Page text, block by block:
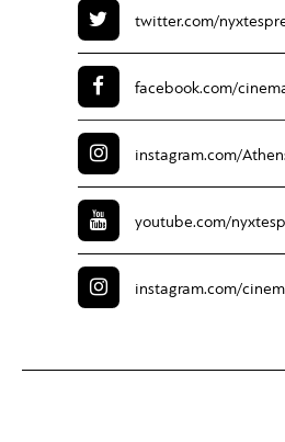
twitter.com/
facebook.com/
instagram.com/
youtube.com/
instagram.com/